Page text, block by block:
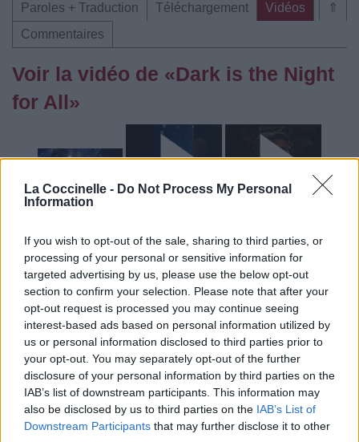
La Coccinelle - Do Not Process My Personal
Information
If you wish to opt-out of the sale, sharing to third parties, or
processing of your personal or sensitive information for
targeted advertising by us, please use the below opt-out
section to confirm your selection. Please note that after your
opt-out request is processed you may continue seeing
interest-based ads based on personal information utilized by
us or personal information disclosed to third parties prior to
your opt-out. You may separately opt-out of the further
disclosure of your personal information by third parties on the
IAB’s list of downstream participants. This information may
also be disclosed by us to third parties on the IAB’s List of
Downstream Participants that may further disclose it to other
⇑
Paroles + Traduction Téléchargement
Vidéos
Commentaires
Voir la vidéo de «Dark is the Night
for All»
Concert/Live
Concert/Live
Paroles + Traduction Téléchargement
Vidéos
Commentaires
Dire «merci» pour cette traduction